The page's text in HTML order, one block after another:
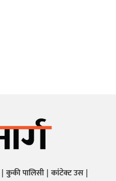
कुकी पालिसी कांटेक्ट उस